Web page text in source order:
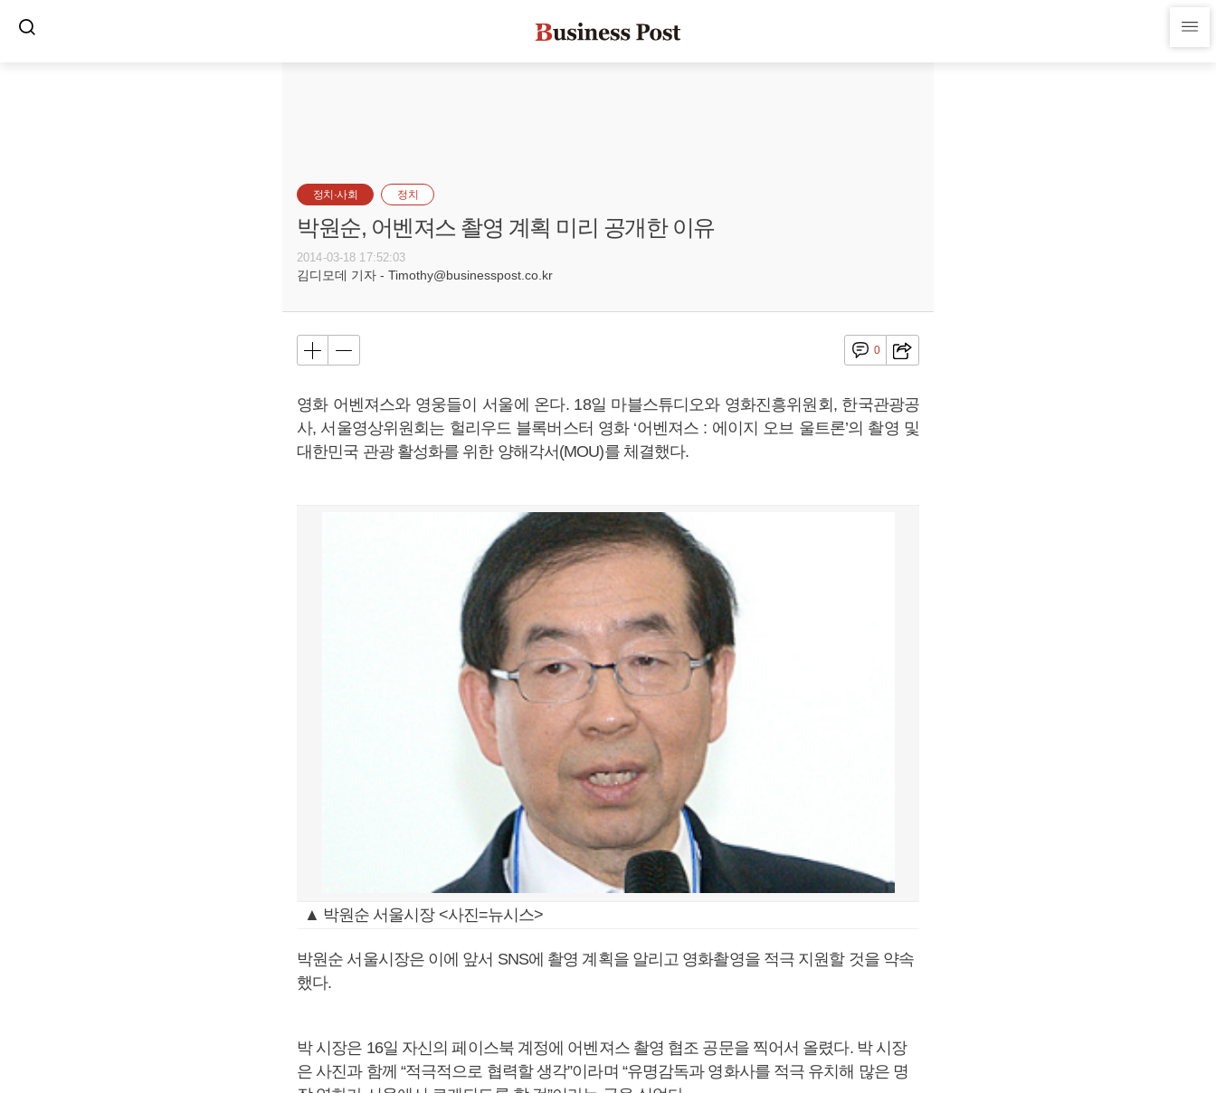
정치·사회 정치
박원순, 어벤져스 촬영 계획 미리 공개한 이유
2014-03-18 17:52:03
김디모데 기자 - Timothy@businesspost.co.kr
0
영화 어벤져스와 영웅들이 서울에 온다. 18일 마블스튜디오와 영화진흥위원회, 한국관광공
사, 서울영상위원회는 헐리우드 블록버스터 영화 ‘어벤져스 : 에이지 오브 울트론’의 촬영 및
대한민국 관광 활성화를 위한 양해각서(MOU)를 체결했다.
▲ 박원순 서울시장 <사진=뉴시스>
박원순 서울시장은 이에 앞서 SNS에 촬영 계획을 알리고 영화촬영을 적극 지원할 것을 약속
했다.
박 시장은 16일 자신의 페이스북 계정에 어벤져스 촬영 협조 공문을 찍어서 올렸다. 박 시장
은 사진과 함께 “적극적으로 협력할 생각”이라며 “유명감독과 영화사를 적극 유치해 많은 명